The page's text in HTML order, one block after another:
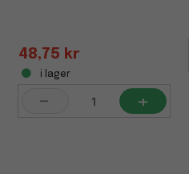
48,75 kr
i lager
- +